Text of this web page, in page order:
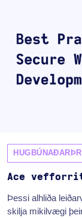
Ace
Þessi alhliða
skilja mikilvægi